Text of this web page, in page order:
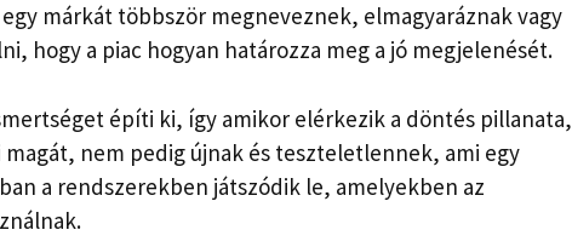
márkát többször megneveznek, elmagyaráznak vagy
hogy a piac hogyan határozza meg a jó megjelenését.
építi ki, így amikor elérkezik a döntés pillanata,
nem pedig újnak és teszteletlennek, ami egy
a rendszerekben játszódik le, amelyekben az